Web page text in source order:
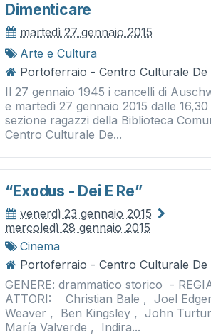
Dimenticare
martedì 27 gennaio 2015
Arte e Cultura
Portoferraio - Centro Culturale De
Il 27 gennaio 1945 i cancelli di
e martedì 27 gennaio 2015 dalle
sezione ragazzi della Biblioteca
Centro Culturale De...
“exodus - Dei E Re”
venerdì 23 gennaio 2015
mercoledì 28 gennaio 2015
Cinema
Portoferraio - Centro Culturale
GENERE: drammatico storico -
ATTORI: Christian Bale , Joel
Weaver , Ben Kingsley , John
María Valverde , Indira...